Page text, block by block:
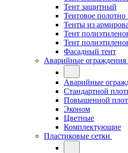
Тент защитный
Тентовое полотно
Тенты из
Тент
Тент
Фасадный тент
Аварийные ограждения
Аварийные
Стандартной
Повышенной
Эконом
Цветные
Комплектующие
Пластиковые сетки